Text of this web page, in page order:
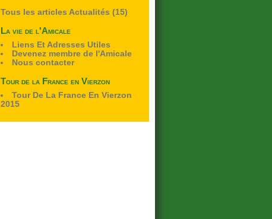
Tous les articles Actualités (15)
La vie de l'Amicale
Liens Et Adresses Utiles
Devenez membre de l'Amicale
Nous contacter
Tour de la France en Vierzon
Tour De La France En Vierzon
2015